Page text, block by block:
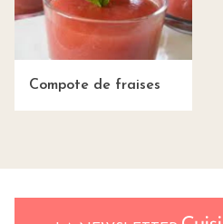
Compote de fraises